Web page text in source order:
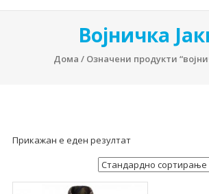
Војничка
Дома / Означени продукти
Прикажан е еден резултат